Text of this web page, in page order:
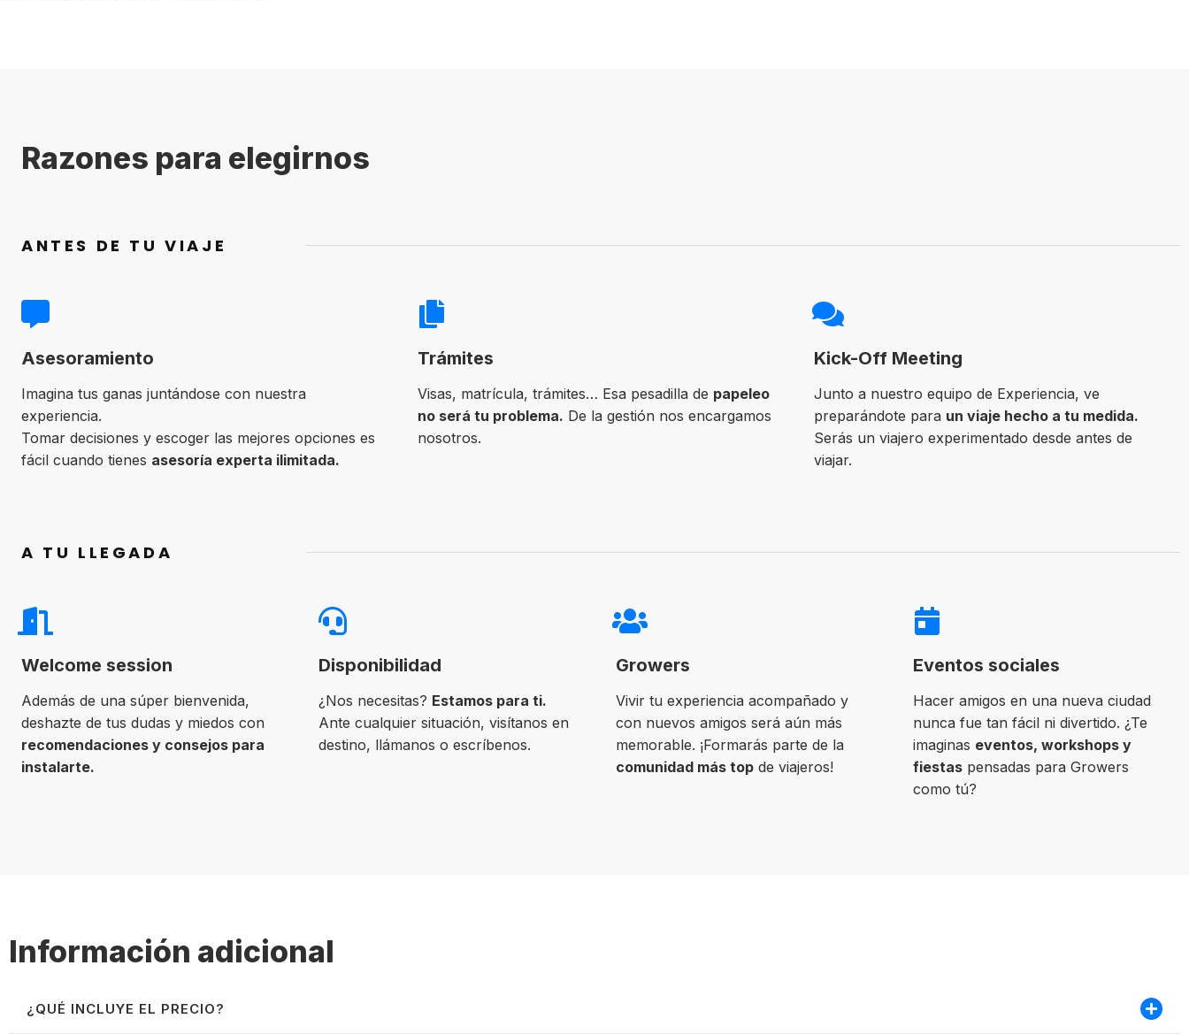
Razones para elegirnos
ANTES DE TU VIAJE
Asesoramiento
Imagina tus ganas juntándose con nuestra
experiencia.
Tomar decisiones y escoger las mejores opciones es
fácil cuando tienes asesoría experta ilimitada.
Trámites
Visas, matrícula, trámites… Esa pesadilla de papeleo
no será tu problema. De la gestión nos encargamos
nosotros.
Kick-Off Meeting
Junto a nuestro equipo de Experiencia, ve
preparándote para un viaje hecho a tu medida.
Serás un viajero experimentado desde antes de
viajar.
A TU LLEGADA
Welcome session
Además de una súper bienvenida,
deshazte de tus dudas y miedos con
recomendaciones y consejos para
instalarte.
Disponibilidad
¿Nos necesitas? Estamos para ti.
Ante cualquier situación, visítanos en
destino, llámanos o escríbenos.
Growers
Vivir tu experiencia acompañado y
con nuevos amigos será aún más
memorable. ¡Formarás parte de la
comunidad más top de viajeros!
Eventos sociales
Hacer amigos en una nueva ciudad
nunca fue tan fácil ni divertido. ¿Te
imaginas eventos, workshops y
fiestas pensadas para Growers
como tú?
Información adicional
¿QUÉ INCLUYE EL PRECIO?